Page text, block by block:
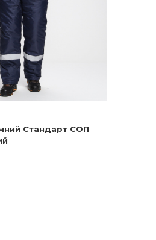
Стандарт СОП